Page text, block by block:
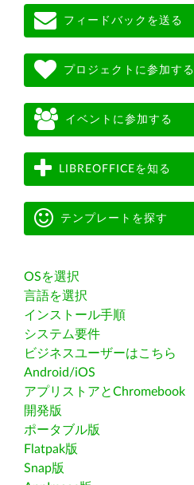
フィードバックを送る
プロジェクトに参加する
イベントに参加する
LIBREOFFICEを知る
テンプレートを探す
OSを選択
言語を選択
インストール手順
システム要件
ビジネスユーザーはこちら
Android/iOS
アプリストアとChromebook
開発版
ポータブル版
Flatpak版
Snap版